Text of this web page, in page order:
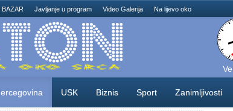
BAZAR Javljanje u program Video Galerija Na lijevo oko
USK Biznis Sport Zanimljivosti